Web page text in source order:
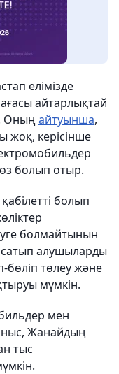
елімізде
айтарлықтай
Оның айтуынша,
жоқ, керісінше
болып отыр.
болып
болмайтынын
алушыларды
бөліп төлеу және
мүмкін.
мен
Жанайдың
тыс